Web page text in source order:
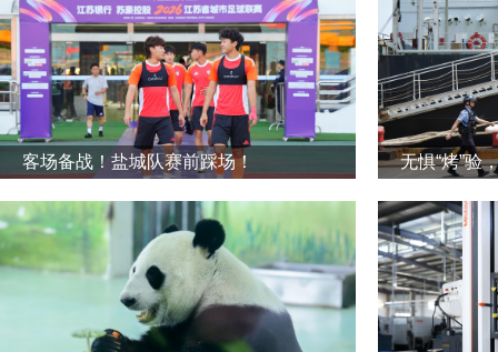
客场备战！盐城队赛前踩场！ 无惧“烤”验